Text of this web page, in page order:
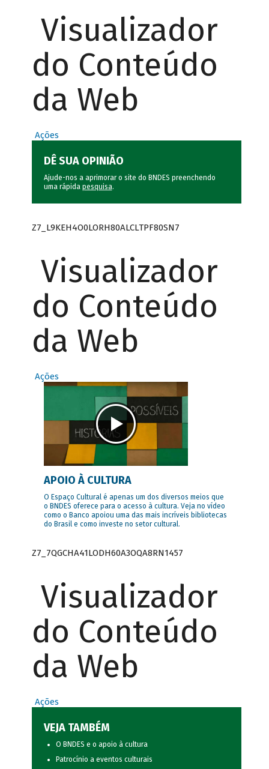
Visualizador
do Conteúdo
da Web
Ações
DÊ SUA OPINIÃO
Ajude-nos a aprimorar o site do BNDES preenchendo
uma rápida pesquisa.
Z7_L9KEH4O0LORH80ALCLTPF80SN7
Visualizador
do Conteúdo
da Web
Ações
APOIO À CULTURA
O Espaço Cultural é apenas um dos diversos meios que
o BNDES oferece para o acesso à cultura. Veja no vídeo
como o Banco apoiou uma das mais incríveis bibliotecas
do Brasil e como investe no setor cultural.
Z7_7QGCHA41LODH60A3OQA8RN1457
Visualizador
do Conteúdo
da Web
Ações
VEJA TAMBÉM
O BNDES e o apoio à cultura
Patrocínio a eventos culturais